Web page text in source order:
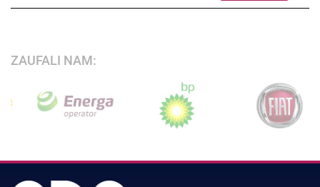
ZAUFALI NAM: